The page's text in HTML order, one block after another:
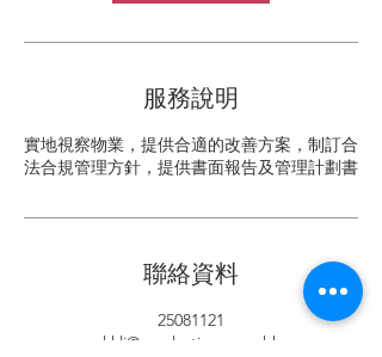
服務說明
實地視察物業，提供合適的改善方案，制訂合
法合規管理方針，提供書面報告及管理計劃書
聯絡資料
25081121
kkli@everlasting.com.hk